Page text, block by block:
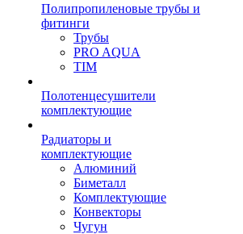
Полипропиленовые трубы и
фитинги
Трубы
PRO AQUA
TIM
Полотенцесушители
комплектующие
Радиаторы и
комплектующие
Алюминий
Биметалл
Комплектующие
Конвекторы
Чугун